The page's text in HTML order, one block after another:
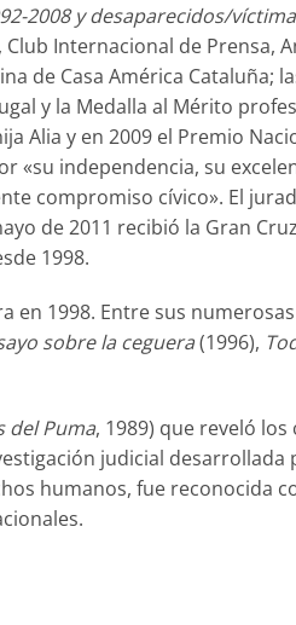
2008 y desaparecidos/
Internacional de Prensa,
de Casa América Cataluña;
y la Medalla al Mérito
Alia y en 2009 el Premio
«su independencia, su
compromiso cívico». El
de 2011 recibió la Gran
1998.
en 1998. Entre sus
sobre la ceguera(1996),
del Puma, 1989) que reveló los
judicial desarrollada
humanos, fue reconocida